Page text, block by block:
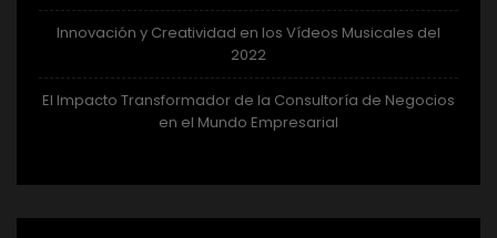
Innovación y Creatividad en los Vídeos Musicales del
2022
El Impacto Transformador de la Consultoría de Negocios
en el Mundo Empresarial